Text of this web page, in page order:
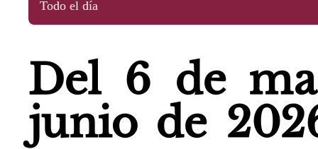
Todo el día
Del 6 de
junio de